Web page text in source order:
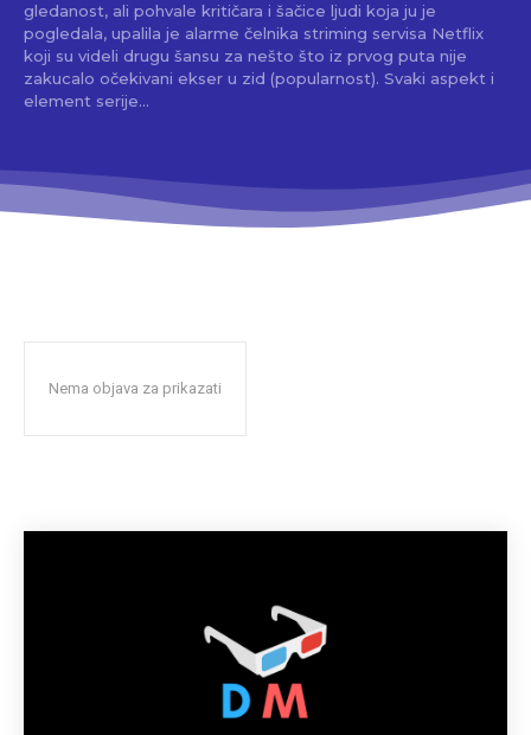
gledanost, ali pohvale kritičara i šačice ljudi koja ju je
pogledala, upalila je alarme čelnika striming servisa Netflix
koji su videli drugu šansu za nešto što iz prvog puta nije
zakucalo očekivani ekser u zid (popularnost). Svaki aspekt i
element serije...
Nema objava za prikazati